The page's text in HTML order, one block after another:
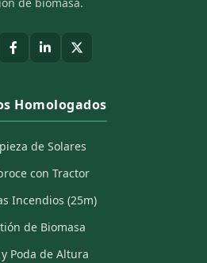
Homologados
de Solares
con Tractor
Incendios (25m)
de Biomasa
Poda de Altura